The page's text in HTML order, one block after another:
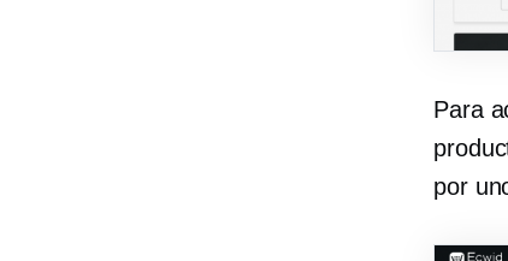
Para
por